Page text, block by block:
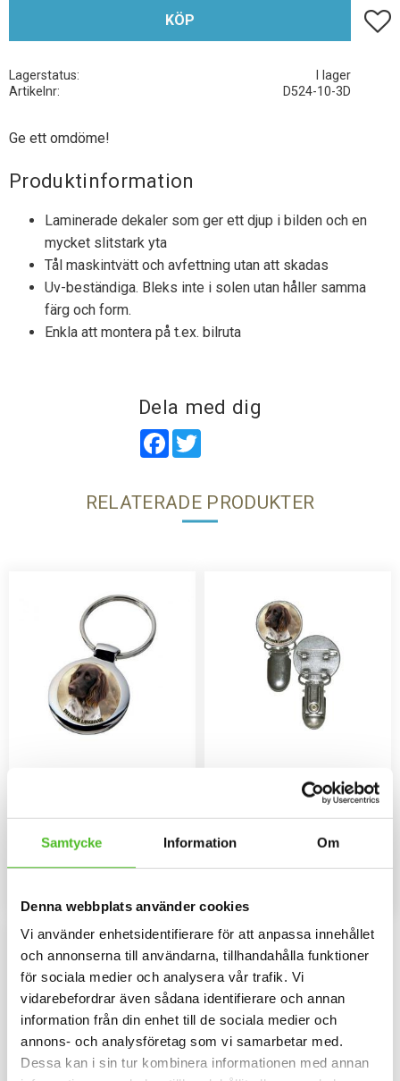
Samtycke Information Om
Denna webbplats använder cookies
Vi använder enhetsidentifierare för att anpassa innehållet
och annonserna till användarna, tillhandahålla funktioner
för sociala medier och analysera vår trafik. Vi
vidarebefordrar även sådana identifierare och annan
information från din enhet till de sociala medier och
annons- och analysföretag som vi samarbetar med.
Dessa kan i sin tur kombinera informationen med annan
KÖP Lägg
Lagerstatus
I lager
Artikelnr
D524-10-3D
Ge ett omdöme!
Produktinformation
Laminerade dekaler som ger ett djup i bilden och en
mycket slitstark yta
Tål maskintvätt och avfettning utan att skadas
Uv-beständiga. Bleks inte i solen utan håller samma
färg och form.
Enkla att montera på t.ex. bilruta
Dela med dig
Facebook
RELATERADE PRODUKTER
Elegant nyckelring i massiv
är ca 27mm i diameter och
ge ett intryck av djup i bilden.
109
Lägg till i favoriter
Långhårig Vorsteh
Nummerlappshållare i metall
fast på kläderna och en stark
Bilden är ca 27mm i diameter